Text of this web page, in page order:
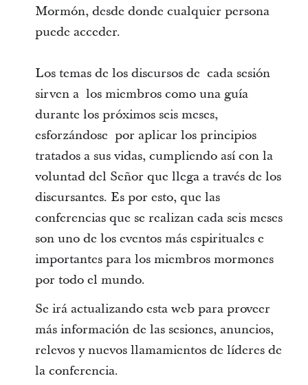
Mormón, desde donde cualquier persona
puede acceder.
Los temas de los discursos de cada sesión
sirven a los miembros como una guía
durante los próximos seis meses,
esforzándose por aplicar los principios
tratados a sus vidas, cumpliendo así con la
voluntad del Señor que llega a través de los
discursantes. Es por esto, que las
conferencias que se realizan cada seis meses
son uno de los eventos más espirituales e
importantes para los miembros mormones
por todo el mundo.
Se irá actualizando esta web para proveer
más información de las sesiones, anuncios,
relevos y nuevos llamamientos de líderes de
la conferencia.